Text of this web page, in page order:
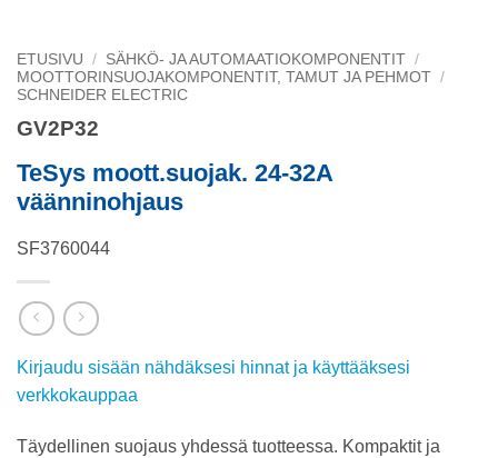
ETUSIVU / SÄHKÖ- JA AUTOMAATIOKOMPONENTIT /
MOOTTORINSUOJAKOMPONENTIT, TAMUT JA PEHMOT /
SCHNEIDER ELECTRIC
GV2P32
TeSys moott.suojak. 24-32A
väänninohjaus
SF3760044
Kirjaudu sisään nähdäksesi hinnat ja käyttääksesi
verkkokauppaa
Täydellinen suojaus yhdessä tuotteessa. Kompaktit ja